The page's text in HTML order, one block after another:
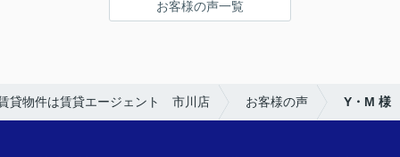
明るく接しやすく、頼りになる方でした。
お客様の声一覧
貸物件は賃貸エージェント 市川店 お客様の声 Y・M 様